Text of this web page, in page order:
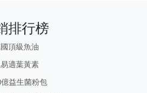
排行榜
頂級魚油
適葉黃素
億益生菌粉包